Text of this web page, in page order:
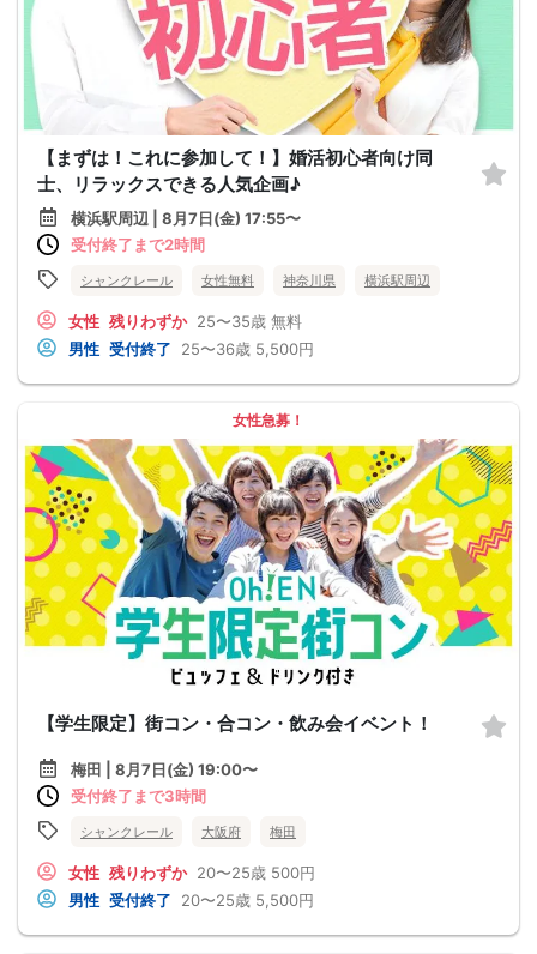
【まずは！これに参加して！】婚活初心者向け同
士、リラックスできる人気企画♪
横浜駅周辺 | 8月7日(金) 17:55〜
受付終了まで2時間
シャンクレール 女性無料 神奈川県 横浜駅周辺
女性 残りわずか 25〜35歳 無料
男性 受付終了 25〜36歳 5,500円
女性急募！
【学生限定】街コン・合コン・飲み会イベント！
梅田 | 8月7日(金) 19:00〜
受付終了まで3時間
シャンクレール 大阪府 梅田
女性 残りわずか 20〜25歳 500円
男性 受付終了 20〜25歳 5,500円